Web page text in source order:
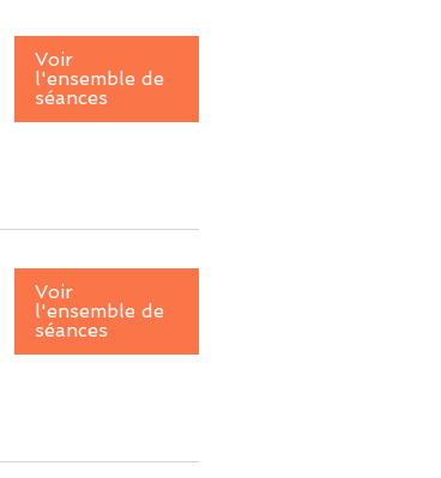
Voir
l'ensemble de
séances
Voir
l'ensemble de
séances